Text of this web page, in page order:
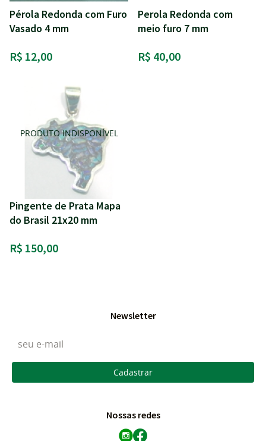
Pérola Redonda com Furo
Vasado 4 mm
R$ 12,00
Perola Redonda com
meio furo 7 mm
R$ 40,00
Pingente de Prata Mapa
do Brasil 21x20 mm
R$ 150,00
Newsletter
Cadastrar
Nossas redes